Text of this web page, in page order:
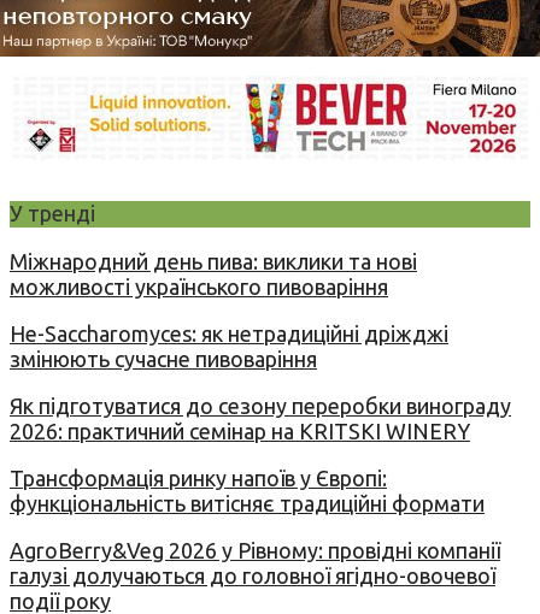
У тренді
Міжнародний день пива: виклики та нові
можливості українського пивоваріння
Не-Saccharomyces: як нетрадиційні дріжджі
змінюють сучасне пивоваріння
Як підготуватися до сезону переробки винограду
2026: практичний семінар на KRITSKI WINERY
Трансформація ринку напоїв у Європі:
функціональність витісняє традиційні формати
AgroBerry&Veg 2026 у Рівному: провідні компанії
галузі долучаються до головної ягідно-овочевої
події року